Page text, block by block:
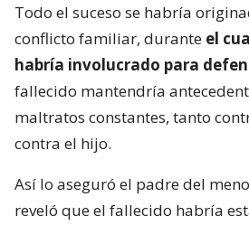
Todo el suceso se habría
conflicto familiar, durante el
habría involucrado para
fallecido mantendría
maltratos constantes, tanto
contra el hijo.
Así lo aseguró el padre del
reveló que el fallecido habría